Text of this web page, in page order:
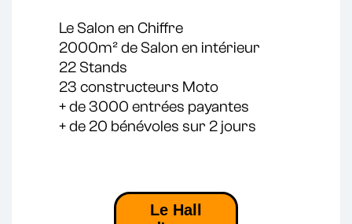
Le Salon en Chiffre
2000m² de Salon en intérieur
22 Stands
23 constructeurs Moto
+ de 3000 entrées payantes
+ de 20 bénévoles sur 2 jours
Le Hall